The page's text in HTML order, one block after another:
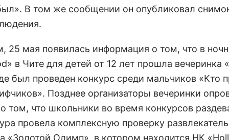
В том же сообщении он опубликовал
25 мая появилась информация о том, что в
в Чите для детей от 12 лет прошла вечеринка
был проведен конкурс среди мальчиков «Кто
Позднее организаторы вечеринки
том, что школьники во время конкурсов
провела комплексную проверку
«Золотой Олимп», в котором находится НК